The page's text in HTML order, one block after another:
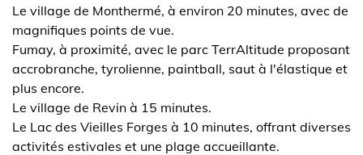
Le village de Monthermé, à environ 20 minutes, avec de
magnifiques points de vue.
Fumay, à proximité, avec le parc TerrAltitude proposant
accrobranche, tyrolienne, paintball, saut à l'élastique et
plus encore.
Le village de Revin à 15 minutes.
Le Lac des Vieilles Forges à 10 minutes, offrant diverses
activités estivales et une plage accueillante.